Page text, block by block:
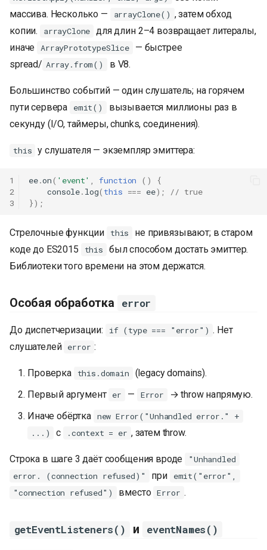
массива. Несколько —
arrayClone() , затем обход
копии.
arrayClone для длин 2–4 возвращает литералы,
иначе ArrayPrototypeSlice
— быстрее
spread/ Array.from() в V8.
Большинство событий — один слушатель; на горячем
пути сервера
emit()
вызывается миллионы раз в
секунду (I/O, таймеры, chunks, соединения).
this у слушателя — экземпляр эмиттера:
1
2
3
ee.on( 'event' function ()
{
console. log( this === ee);
// true
});
Стрелочные функции this
не привязывают; в старом
коде до ES2015
this
был способом достать эмиттер.
Библиотеки того времени на этом держатся.
Особая обработка error
До диспетчеризации: if (type === "error") . Нет
слушателей error :
Проверка this.domain
(legacy domains).
Первый аргумент er — Error
→ throw напрямую.
Иначе обёртка new Error("Unhandled error." +
...)
с .context = er , затем throw.
Строка в шаге 3 даёт сообщения вроде
"Unhandled
error. (connection refused)"
при
emit("error",
"connection refused")
вместо Error .
getEventListeners() и eventNames()